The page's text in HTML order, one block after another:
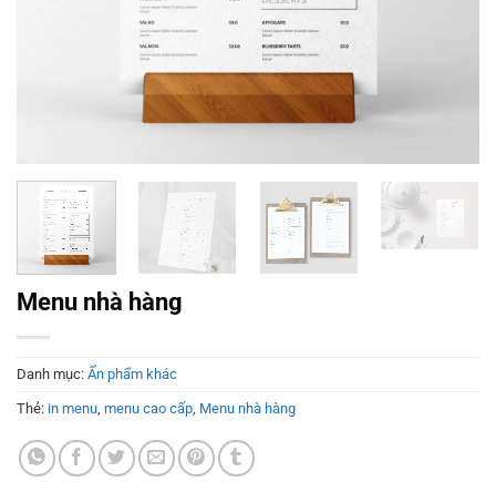
Menu nhà hàng
Danh mục: Ấn phẩm khác
Thẻ: in menu menu cao cấp Menu nhà hàng